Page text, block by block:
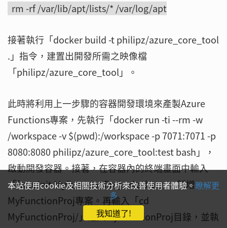
rm -rf /var/lib/apt/lists/* /var/log/apt
接著執行「docker build -t philipz/azure_core_tool
.」指令，建置出開發所需之映像檔
「philipz/azure_core_tool」。
此時將利用上一步驟的容器開發環境來產製Azure
Functions專案，先執行「docker run -ti --rm -w
/workspace -v $(pwd):/workspace -p 7071:7071 -p
8080:8080 philipz/azure_core_tool:test bash」，
啟動開發容器。接著，在容器內的終端畫面中輸入
「func init MyFunctionProj --docker」，新增
MyFunctionProj專案。再輸入「cd
MyFunctionProj/」進入MyFunctionProj目錄，並執
本站使用cookie及相關技術分析來改善使用者體驗。瞭解更
多
我知道了!